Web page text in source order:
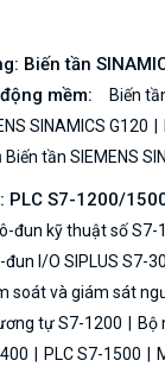
Biến tần
mềm:
Biến
SINAMICS G120
Biến tần SIEMENS
S7-1200/
đun kỹ thuật số S7-
đun I/O SIPLUS S7-
soát và giám sát
tự S7-1200
Bộ
PLC S7-1500